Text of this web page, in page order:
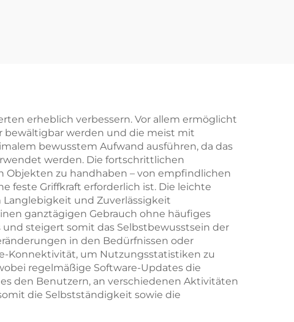
erheblich verbessern. Vor allem ermöglicht
bewältigbar werden und die meist mit
bewusstem Aufwand ausführen, da das
werden. Die fortschrittlichen
Objekten zu handhaben – von empfindlichen
feste Griffkraft erforderlich ist. Die leichte
und Zuverlässigkeit
ganztägigen Gebrauch ohne häufiges
steigert somit das Selbstbewusstsein der
in den Bedürfnissen oder
Konnektivität, um Nutzungsstatistiken zu
regelmäßige Software-Updates die
den Benutzern, an verschiedenen Aktivitäten
die Selbstständigkeit sowie die